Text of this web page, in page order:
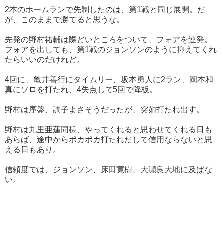
2本のホームランで先制したのは、第1戦と同じ展開。だ
が、このままで勝てると思うな。
先発の野村祐輔は際どいところをついて、フォアを連発。
フォアを出しても、第1戦のジョンソンのように抑えてくれ
たらいいのだけれど。
4回に、亀井善行にタイムリー、坂本勇人に2ラン、岡本和
真にソロを打たれ、4失点して5回で降板。
野村は序盤、調子よさそうだったが、突如打たれ出す。
野村は九里亜蓮同様、やってくれると思わせてくれる日も
あらば、途中からポカポカ打たれだして信用ならないと思
える日もあり。
信頼度では、ジョンソン、床田寛樹、大瀬良大地に及ばな
い。